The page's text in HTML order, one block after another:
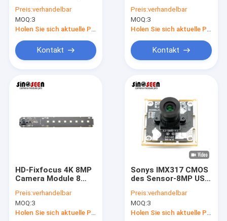
Camera Module
Driver
Preis:verhandelbar
MOQ:3
Kontakt
4K
Preis:verhandelbar
MOQ:3
Kontakt
HD-Fixfocus 4K 8MP
Camera Module 8
Scanner
Preis:verhandelbar
MOQ:3
Holen Sie sich aktuelle Preis
Sonys IMX317 CMOS
des Sensor-8MP USB
Modul-4K
Preis:verhandelbar
MOQ:3
Holen Sie sich aktuelle Preis